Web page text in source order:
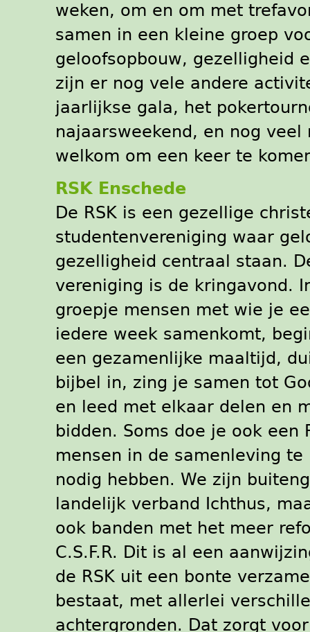
weken, om en om met
samen in een kleine groep
geloofsopbouw, gezelligheid
zijn er nog vele andere
jaarlijkse gala, het
najaarsweekend, en nog veel
welkom om een keer te
RSK Enschede
De RSK is een gezellige
studentenvereniging waar
gezelligheid centraal staan.
vereniging is de kringavond.
groepje mensen met wie je
iedere week samenkomt,
een gezamenlijke maaltijd,
bijbel in, zing je samen tot
en leed met elkaar delen en
bidden. Soms doe je ook een
mensen in de samenleving
nodig hebben. We zijn
landelijk verband Ichthus,
ook banden met het meer
C.S.F.R. Dit is al een
de RSK uit een bonte
bestaat, met allerlei
achtergronden. Dat zorgt